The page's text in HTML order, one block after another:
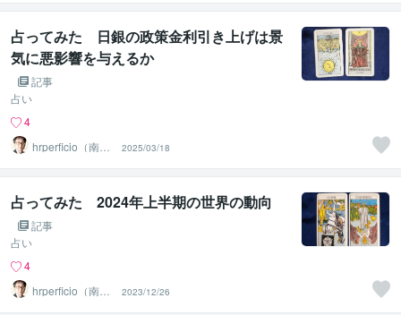
占ってみた 日銀の政策金利引き上げは景
気に悪影響を与えるか
記事
占い
4
hrperficio（南仙
台の父）
2025/03/18
占ってみた 2024年上半期の世界の動向
記事
占い
4
hrperficio（南仙
台の父）
2023/12/26